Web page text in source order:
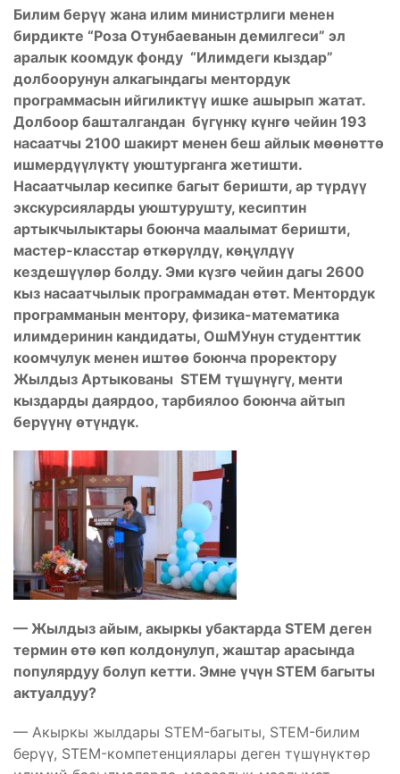
Билим берүү жана илим министрлиги менен
бирдикте “Роза Отунбаеванын демилгеси” эл
аралык коомдук фонду “Илимдеги кыздар”
долбоорунун алкагындагы ментордук
программасын ийгиликтүү ишке ашырып жатат.
Долбоор башталгандан бүгүнкү күнгө чейин 193
насаатчы 2100 шакирт менен беш айлык мөөнөттө
ишмердүүлүктү уюштурганга жетишти.
Насаатчылар кесипке багыт беришти, ар түрдүү
экскурсияларды уюштурушту, кесиптин
артыкчылыктары боюнча маалымат беришти,
мастер-класстар өткөрүлдү, көңүлдүү
кездешүүлөр болду. Эми күзгө чейин дагы 2600
кыз насаатчылык программадан өтөт. Ментордук
программанын ментору, физика-математика
илимдеринин кандидаты, ОшМУнун студенттик
коомчулук менен иштөө боюнча проректору
Жылдыз Артыкованы STEM түшүнүгү, менти
кыздарды даярдоо, тарбиялоо боюнча айтып
берүүнү өтүндүк.
— Жылдыз айым, акыркы убактарда STEM деген
термин өтө көп колдонулуп, жаштар арасында
популярдуу болуп кетти. Эмне үчүн STEM багыты
актуалдуу?
— Акыркы жылдары STEM-багыты, STEM-билим
берүү, STEM-компетенциялары деген түшүнүктөр